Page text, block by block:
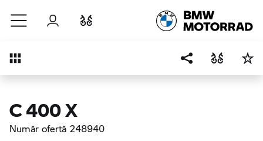
Sari la conținutul principal
Autentificare
Prezentare generală
C 400 X
Număr ofertă 248940